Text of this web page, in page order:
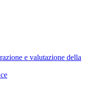
e valutazione della